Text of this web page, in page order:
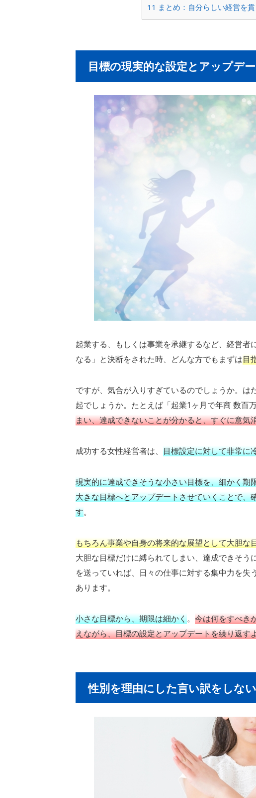
11 まとめ：自分らしい経営を
目標の現実的な設定とアップデ
起業する、もしくは事業を承継するなど、経営
なる」と決断をされた時、どんな方でもまずは目
ですが、気合が入りすぎているのでしょうか。
起でしょうか。たとえば「起業1ヶ月で年商 数百万
まい、達成できないことが分かると、すぐに意気
成功する女性経営者は、 目標設定に対して非常に
現実的に達成できそうな小さい目標を、細かく
大きな目標へとアップデートさせていくことで
す。
もちろん事業や自身の将来的な展望として大胆な
大胆な目標だけに縛られてしまい、達成できそ
を送っていれば、日々の仕事に対する集中力を
あります。
小さな目標から、期限は細かく。 今は何をすべき
えながら、目標の設定とアップデートを繰り返す
性別を理由にした言い訳をしない